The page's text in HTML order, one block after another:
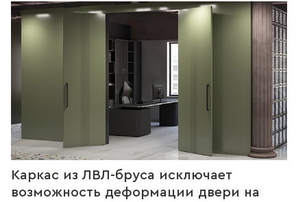
Каркас из ЛВЛ-бруса исключает
возможность деформации двери на